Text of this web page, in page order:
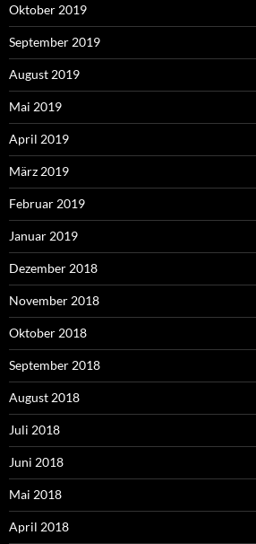
Oktober 2019
September 2019
August 2019
Mai 2019
April 2019
März 2019
Februar 2019
Januar 2019
Dezember 2018
November 2018
Oktober 2018
September 2018
August 2018
Juli 2018
Juni 2018
Mai 2018
April 2018